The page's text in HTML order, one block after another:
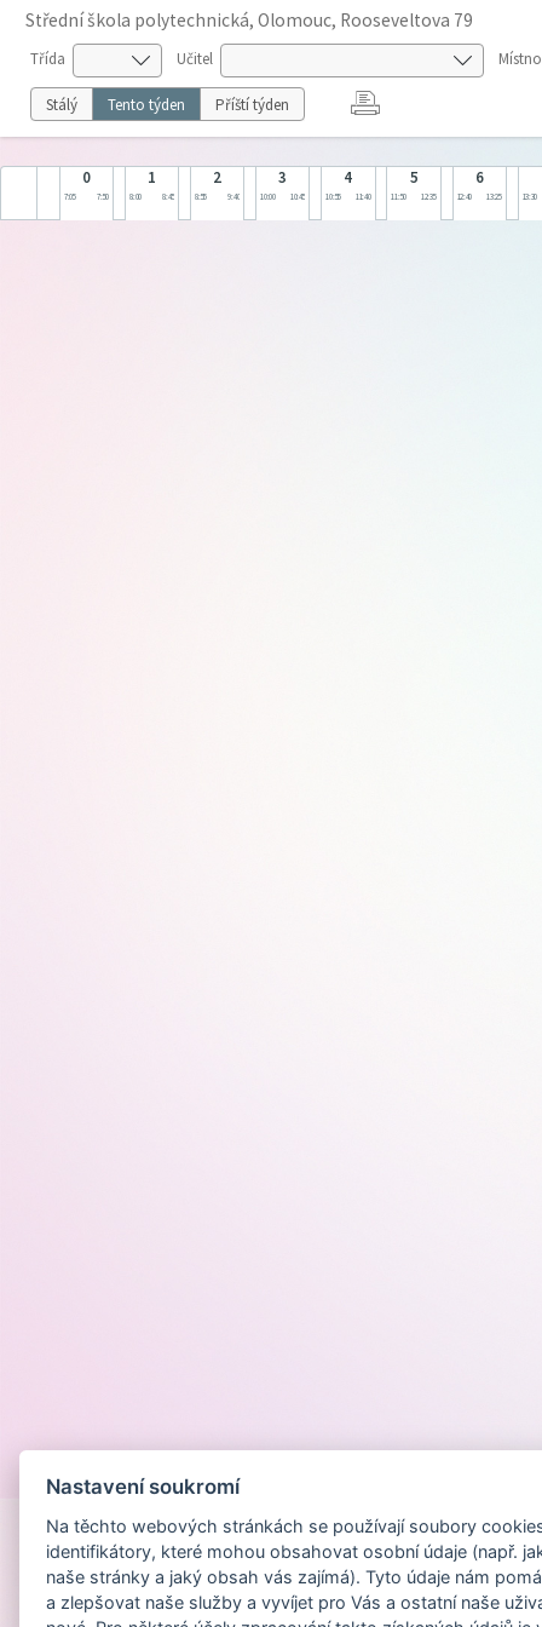
Střední škola polytechnická, Olomouc, Rooseveltova 79
Třída Učitel
Stálý Tento týden Příští týden
0
7:05 7:50
1
8:00 8:45
2
8:55 9:40
3
10:00 10:45
4
10:55 11:40
5
11:50 12:35
6
12:40 13:25 13:30
Nastavení soukromí
Na těchto webových stránkách se používají soubory
identifikátory, které mohou obsahovat osobní údaje (např.
naše stránky a jaký obsah vás zajímá). Tyto údaje nám
a zlepšovat naše služby a vyvíjet pro Vás a ostatní naše